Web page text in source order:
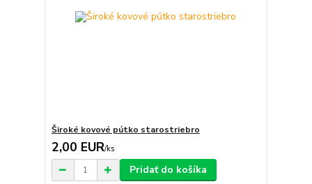
Široké kovové pútko starostriebro
2,00 EUR/ks
Pridať do košíka